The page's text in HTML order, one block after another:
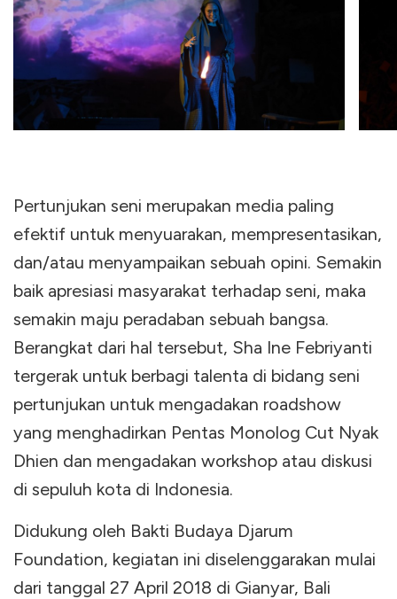
Pertunjukan seni merupakan media paling
efektif untuk menyuarakan, mempresentasikan,
dan/atau menyampaikan sebuah opini. Semakin
baik apresiasi masyarakat terhadap seni, maka
semakin maju peradaban sebuah bangsa.
Berangkat dari hal tersebut, Sha Ine Febriyanti
tergerak untuk berbagi talenta di bidang seni
pertunjukan untuk mengadakan roadshow
yang menghadirkan Pentas Monolog Cut Nyak
Dhien dan mengadakan workshop atau diskusi
di sepuluh kota di Indonesia.
Didukung oleh Bakti Budaya Djarum
Foundation, kegiatan ini diselenggarakan mulai
dari tanggal 27 April 2018 di Gianyar, Bali